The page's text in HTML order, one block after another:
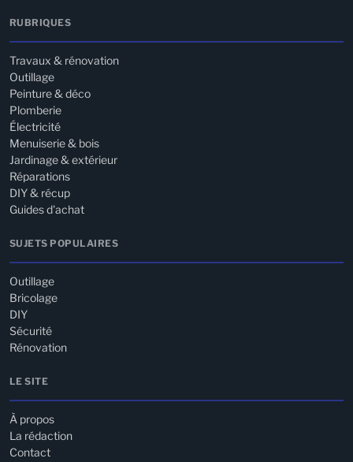
RUBRIQUES
Travaux & rénovation
Outillage
Peinture & déco
Plomberie
Électricité
Menuiserie & bois
Jardinage & extérieur
Réparations
DIY & récup
Guides d'achat
SUJETS POPULAIRES
Outillage
Bricolage
DIY
Sécurité
Rénovation
LE SITE
À propos
La rédaction
Contact